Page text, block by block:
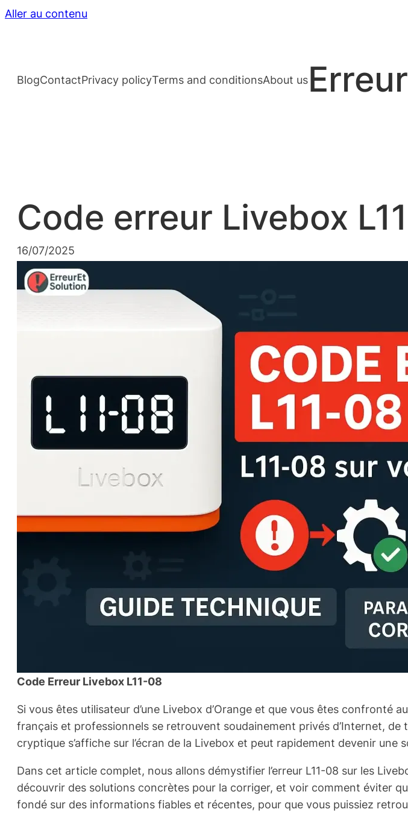
Aller au contenu
BlogContactPrivacy policyTerms and conditionsAbout us
Code erreur Livebox
16/07/2025
Code Erreur Livebox L11-08
Si vous êtes utilisateur d’une Livebox d’Orange et que vous êtes confronté au
français et professionnels se retrouvent soudainement privés d’Internet,
cryptique s’affiche sur l’écran de la Livebox et peut rapidement devenir
Dans cet article complet, nous allons démystifier l’erreur L11-08 sur les
découvrir des solutions concrètes pour la corriger, et voir comment éviter
fondé sur des informations fiables et récentes, pour que vous puissiez